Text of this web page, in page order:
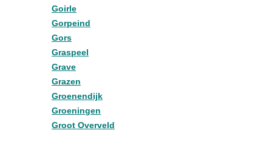
Goirle
Gorpeind
Gors
Graspeel
Grave
Grazen
Groenendijk
Groeningen
Groot Overveld